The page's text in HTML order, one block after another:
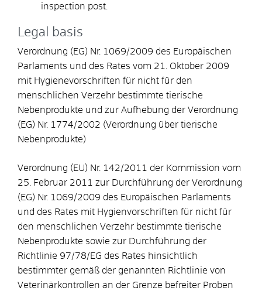
inspection post.
Legal basis
Verordnung (EG) Nr. 1069/2009 des Europäischen
Parlaments und des Rates vom 21. Oktober 2009
mit Hygienevorschriften für nicht für den
menschlichen Verzehr bestimmte tierische
Nebenprodukte und zur Aufhebung der Verordnung
(EG) Nr. 1774/2002 (Verordnung über tierische
Nebenprodukte)
Verordnung (EU) Nr. 142/2011 der Kommission vom
25. Februar 2011 zur Durchführung der Verordnung
(EG) Nr. 1069/2009 des Europäischen Parlaments
und des Rates mit Hygienvorschriften für nicht für
den menschlichen Verzehr bestimmte tierische
Nebenprodukte sowie zur Durchführung der
Richtlinie 97/78/EG des Rates hinsichtlich
bestimmter gemäß der genannten Richtlinie von
Veterinärkontrollen an der Grenze befreiter Proben